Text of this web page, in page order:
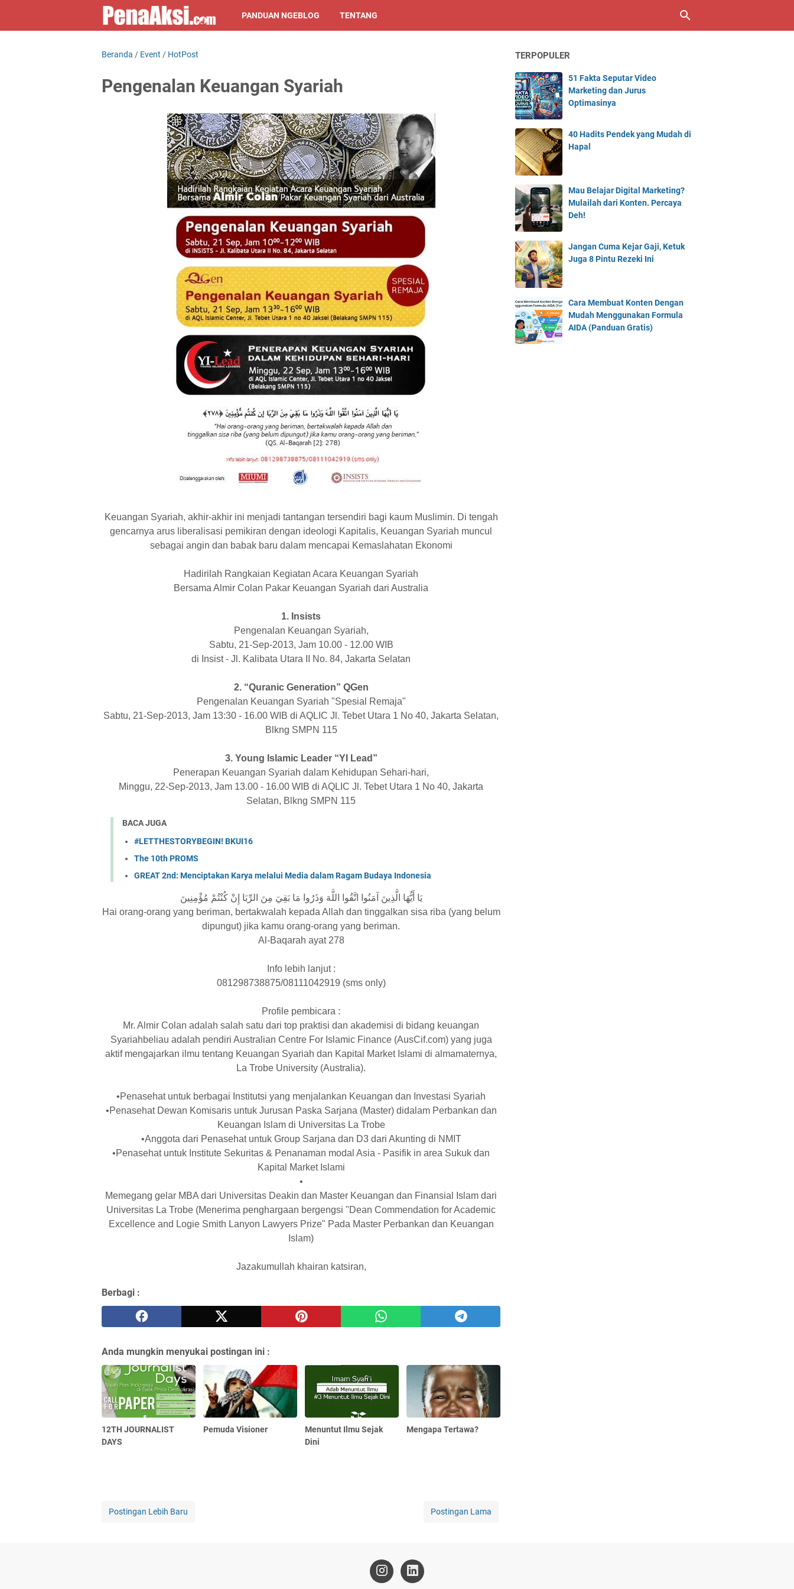
PANDUAN NGEBLOG TENTANG
Beranda / Event / HotPost
Pengenalan Keuangan Syariah
Keuangan Syariah, akhir-akhir ini menjadi tantangan tersendiri bagi kaum Muslimin. Di tengah
gencarnya arus liberalisasi pemikiran dengan ideologi Kapitalis, Keuangan Syariah muncul
sebagai angin dan babak baru dalam mencapai Kemaslahatan Ekonomi
Hadirilah Rangkaian Kegiatan Acara Keuangan Syariah
Bersama Almir Colan Pakar Keuangan Syariah dari Australia
1. Insists
Pengenalan Keuangan Syariah,
Sabtu, 21-Sep-2013, Jam 10.00 - 12.00 WIB
di Insist - Jl. Kalibata Utara II No. 84, Jakarta Selatan
2. “Quranic Generation” QGen
Pengenalan Keuangan Syariah "Spesial Remaja"
Sabtu, 21-Sep-2013, Jam 13:30 - 16.00 WIB di AQLIC Jl. Tebet Utara 1 No 40, Jakarta Selatan,
Blkng SMPN 115
3. Young Islamic Leader “YI Lead”
Penerapan Keuangan Syariah dalam Kehidupan Sehari-hari,
Minggu, 22-Sep-2013, Jam 13.00 - 16.00 WIB di AQLIC Jl. Tebet Utara 1 No 40, Jakarta
Selatan, Blkng SMPN 115
BACA JUGA
#LETTHESTORYBEGIN! BKUI16
The 10th PROMS
GREAT 2nd: Menciptakan Karya melalui Media dalam Ragam Budaya Indonesia
يَا أَيُّهَا الَّذِينَ آمَنُوا اتَّقُوا اللَّهَ وَذَرُوا مَا بَقِيَ مِنَ الرِّبَا إِنْ كُنْتُمْ مُؤْمِنِينَ
Hai orang-orang yang beriman, bertakwalah kepada Allah dan tinggalkan sisa riba (yang belum
dipungut) jika kamu orang-orang yang beriman.
Al-Baqarah ayat 278
Info lebih lanjut :
081298738875/08111042919 (sms only)
Profile pembicara :
Mr. Almir Colan adalah salah satu dari top praktisi dan akademisi di bidang keuangan
Syariahbeliau adalah pendiri Australian Centre For Islamic Finance (AusCif.com) yang juga
aktif mengajarkan ilmu tentang Keuangan Syariah dan Kapital Market Islami di almamaternya,
La Trobe University (Australia).
•Penasehat untuk berbagai Institutsi yang menjalankan Keuangan dan Investasi Syariah
•Penasehat Dewan Komisaris untuk Jurusan Paska Sarjana (Master) didalam Perbankan dan
Keuangan Islam di Universitas La Trobe
•Anggota dari Penasehat untuk Group Sarjana dan D3 dari Akunting di NMIT
•Penasehat untuk Institute Sekuritas & Penanaman modal Asia - Pasifik in area Sukuk dan
Kapital Market Islami
•
Memegang gelar MBA dari Universitas Deakin dan Master Keuangan dan Finansial Islam dari
Universitas La Trobe (Menerima penghargaan bergengsi "Dean Commendation for Academic
Excellence and Logie Smith Lanyon Lawyers Prize" Pada Master Perbankan dan Keuangan
Islam)
Jazakumullah khairan katsiran,
Berbagi :
Anda mungkin menyukai postingan ini :
12TH JOURNALIST
DAYS
Pemuda Visioner
Menuntut Ilmu Sejak
Dini
Mengapa Tertawa?
Postingan Lebih Baru Postingan Lama
TERPOPULER
51 Fakta Seputar Video
Marketing dan Jurus
Optimasinya
40 Hadits Pendek yang Mudah di
Hapal
Mau Belajar Digital Marketing?
Mulailah dari Konten. Percaya
Deh!
Jangan Cuma Kejar Gaji, Ketuk
Juga 8 Pintu Rezeki Ini
Cara Membuat Konten Dengan
Mudah Menggunakan Formula
AIDA (Panduan Gratis)